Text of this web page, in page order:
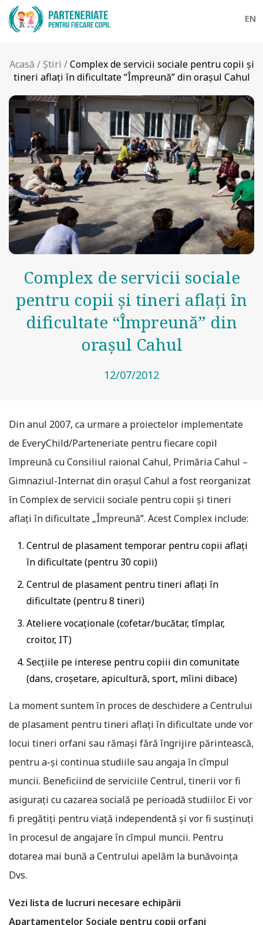
EN
Acasă / Știri /Complex de servicii sociale pentru copii şi
tineri aflaţi în dificultate “Împreună” din oraşul Cahul
Complex de servicii sociale
pentru copii şi tineri aflaţi în
dificultate “Împreună” din
oraşul Cahul
12/07/2012
Din anul 2007, ca urmare a proiectelor implementate
de EveryChild/Parteneriate pentru fiecare copil
împreună cu Consiliul raional Cahul, Primăria Cahul –
Gimnaziul-Internat din oraşul Cahul a fost reorganizat
în Complex de servicii sociale pentru copii şi tineri
aflaţi în dificultate „Împreună”. Acest Complex include:
Centrul de plasament temporar pentru copii aflaţi
în dificultate (pentru 30 copii)
Centrul de plasament pentru tineri aflaţi în
dificultate (pentru 8 tineri)
Ateliere vocaţionale (cofetar/bucătar, tîmplar,
croitor, IT)
Secţiile pe interese pentru copiii din comunitate
(dans, croşetare, apicultură, sport, mîini dibace)
La moment suntem în proces de deschidere a Centrului
de plasament pentru tineri aflaţi în dificultate unde vor
locui tineri orfani sau rămaşi fără îngrijire părintească,
pentru a-şi continua studiile sau angaja în cîmpul
muncii. Beneficiind de serviciile Centrul, tinerii vor fi
asiguraţi cu cazarea socială pe perioadă studiilor. Ei vor
fi pregătiţi pentru viaţă independentă şi vor fi susţinuţi
în procesul de angajare în cîmpul muncii. Pentru
dotarea mai bună a Centrului apelăm la bunăvoinţa
Dvs.
Vezi lista de lucruri necesare echipării
Apartamentelor Sociale pentru copii orfani